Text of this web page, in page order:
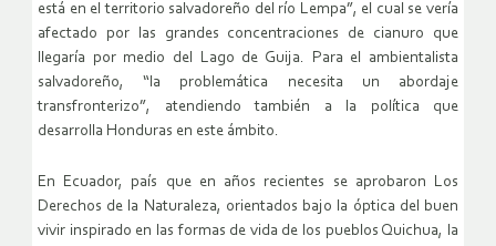
está en el territorio salvadoreño del río Lempa”, el cual se vería
afectado por las grandes concentraciones de cianuro que
llegaría por medio del Lago de Guija. Para el ambientalista
salvadoreño, “la problemática necesita un abordaje
transfronterizo”, atendiendo también a la política que
desarrolla Honduras en este ámbito.
En Ecuador, país que en años recientes se aprobaron Los
Derechos de la Naturaleza, orientados bajo la óptica del buen
vivir inspirado en las formas de vida de los pueblos Quichua, la